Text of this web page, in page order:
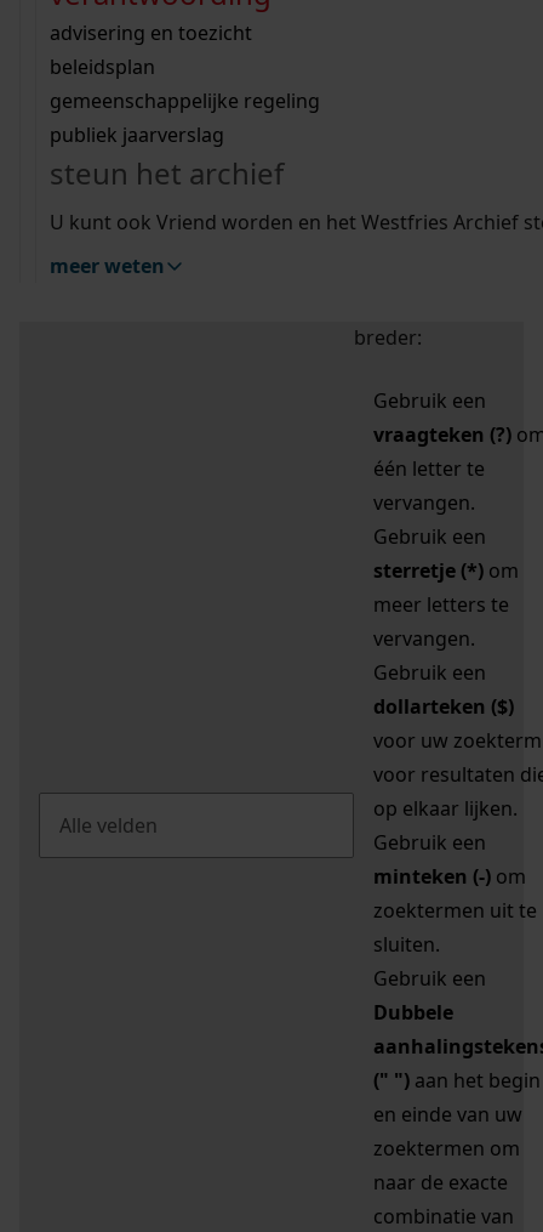
bouwvergunningen
omgevingsvergunningen
vergunningen
beeld en geluid
uitleg nodig?
Wij helpen u op weg met een aantal zoektips.
bekijk alle zoektips
Wij helpen u op weg met een aantal zoektips.
bekijk alle zoektips
bekijk ons geschiedenislokaal
advisering en toezicht
beleidsplan
gemeenschappelijke regeling
publiek jaarverslag
steun het archief
U kunt ook Vriend worden en het Westfries Archief
meer weten
zoektips
Mijn Studiezaal (inloggen)
uw zoekopdracht te
breder:
Gebruik een
vraagteken (?)
één letter te
vervangen.
Gebruik een
sterretje (*) om
meer letters te
vervangen.
Gebruik een
dollarteken ($)
voor uw zoekterm
voor resultaten
op elkaar lijken.
Gebruik een
minteken (-) om
zoektermen uit te
sluiten.
Gebruik een
Dubbele
(" ") aan het begin
en einde van uw
zoektermen om
naar de exacte
combinatie van